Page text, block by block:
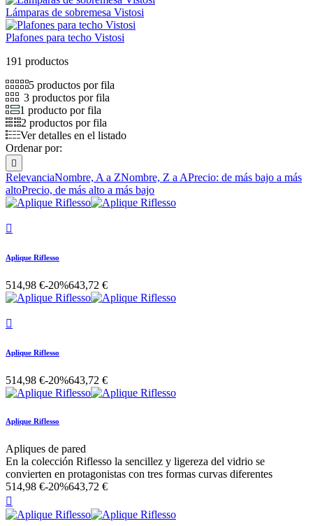
Lámparas de sobremesa Vistosi
Plafones para techo Vistosi
191 productos
5 productos por fila
3 productos por fila
1 producto por fila
2 productos por fila
Ver detalles en el listado
Ordenar por:

RelevanciaNombre, A a ZNombre, Z a APrecio: de más bajo a más
altoPrecio, de más alto a más bajo

Aplique Riflesso
514,98 €-20%643,72 €

Aplique Riflesso
514,98 €-20%643,72 €
Aplique Riflesso
Apliques de pared
En la colección Riflesso la sencillez y ligereza del vidrio se
convierten en protagonistas con tres formas curvas diferentes
514,98 €-20%643,72 €
